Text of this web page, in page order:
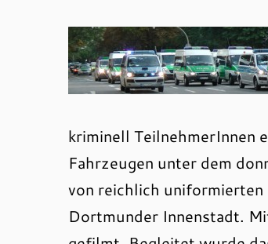
kriminell TeilnehmerInnen
Fahrzeugen unter dem
von reichlich
Dortmunder Innenstadt.